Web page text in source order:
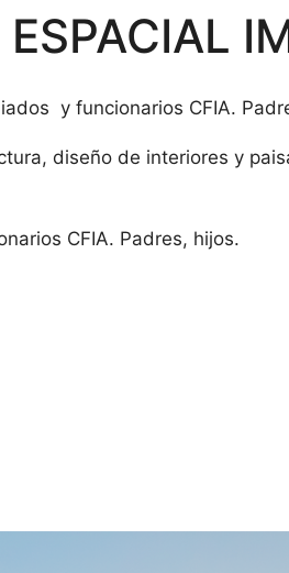
ESPACIAL
y funcionarios CFIA.
diseño de interiores y
CFIA. Padres, hijos.